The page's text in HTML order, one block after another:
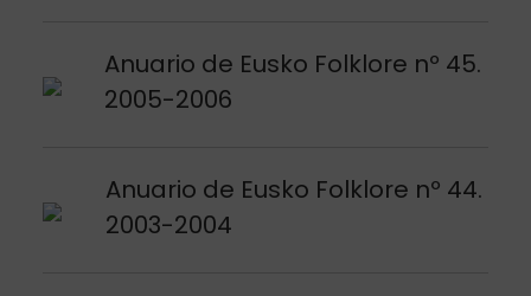
Anuario de Eusko Folklore nº 45.
2005-2006
Argitalpena ikusi
Anuario de Eusko Folklore nº 44.
2003-2004
Argitalpena ikusi